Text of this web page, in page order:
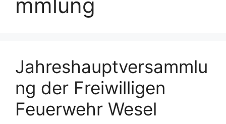
mmlung
Jahreshauptversammlu
ng der Freiwilligen
Feuerwehr Wesel